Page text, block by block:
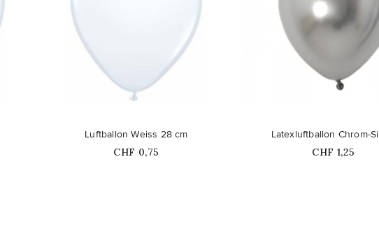
Luftballon Weiss 28 cm
Price
CHF 0,75
Latexluftballon Chrom-
Price
CHF 1,25